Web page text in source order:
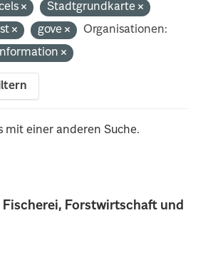
Forstwirtschaft und
Stadtgrundkarte
gove
Organisationen:
mit einer anderen Suche.